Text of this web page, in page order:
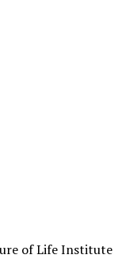
of Life Institute